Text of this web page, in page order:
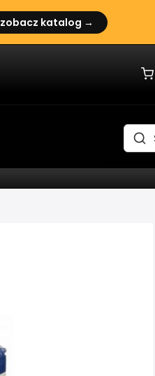
zobacz katalog →